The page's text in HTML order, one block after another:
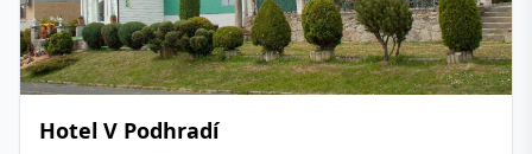
Hotel V Podhradí